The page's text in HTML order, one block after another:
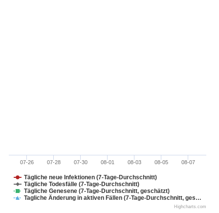
Tägliche neue Infektionen (7-Tage-Durchschnitt)
Tägliche Todesfälle (7-Tage-Durchschnitt)
Tägliche Genesene (7-Tage-Durchschnitt, geschätzt)
Tagliche Änderung in aktiven Fällen (7-Tage-Durchschnitt, ges…
07-26 07-28 07-30 08-01 08-03 08-05 08-07
Highcharts.com